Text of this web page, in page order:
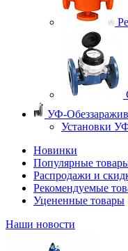
УФ-
Установки
Новинки
Популярные
Распродажи и
Рекомендуемые
Уцененные товары
Наши новости